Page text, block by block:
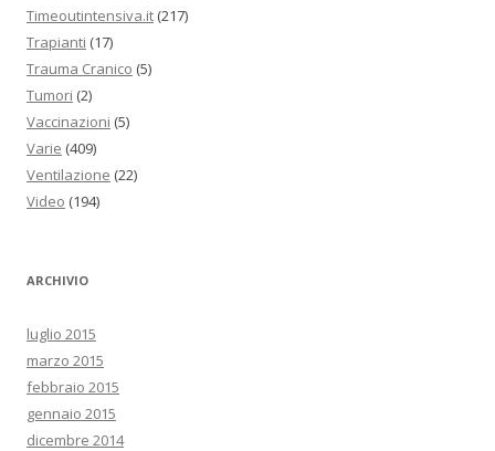
Timeoutintensiva.it (217)
Trapianti (17)
Trauma Cranico (5)
Tumori (2)
Vaccinazioni (5)
Varie (409)
Ventilazione (22)
Video (194)
ARCHIVIO
luglio 2015
marzo 2015
febbraio 2015
gennaio 2015
dicembre 2014